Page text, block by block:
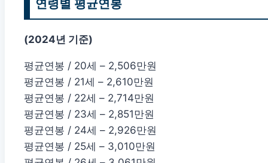
연령별 평균연봉
(2024년 기준)
평균연봉 / 20세 – 2,506만원
평균연봉 / 21세 – 2,610만원
평균연봉 / 22세 – 2,714만원
평균연봉 / 23세 – 2,851만원
평균연봉 / 24세 – 2,926만원
평균연봉 / 25세 – 3,010만원